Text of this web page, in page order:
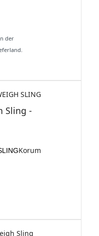
der
Sling -
Korum